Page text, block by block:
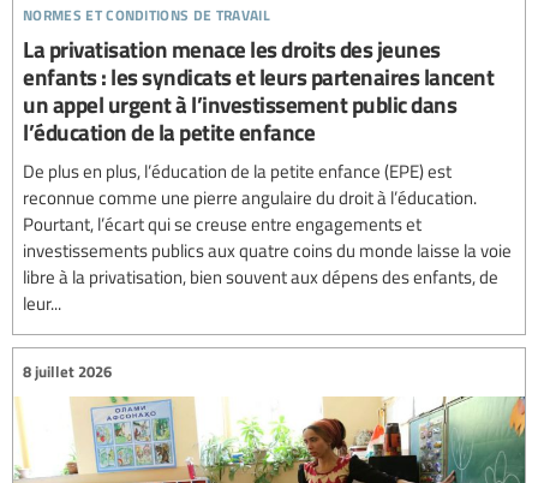
normes et conditions de travail
La privatisation menace les droits des jeunes
enfants : les syndicats et leurs partenaires lancent
un appel urgent à l’investissement public dans
l’éducation de la petite enfance
De plus en plus, l’éducation de la petite enfance (EPE) est
reconnue comme une pierre angulaire du droit à l’éducation.
Pourtant, l’écart qui se creuse entre engagements et
investissements publics aux quatre coins du monde laisse la voie
libre à la privatisation, bien souvent aux dépens des enfants, de
leur...
8 juillet 2026